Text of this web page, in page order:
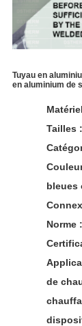
Tuyau en
en aluminium de
Tailles
bleues
Norme
de